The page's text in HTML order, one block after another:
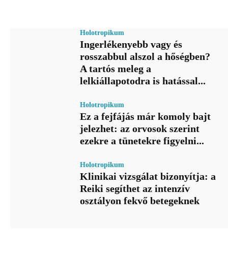
Holotropikum
Ingerlékenyebb vagy és
rosszabbul alszol a hőségben?
A tartós meleg a
lelkiállapotodra is hatással...
Holotropikum
Ez a fejfájás már komoly bajt
jelezhet: az orvosok szerint
ezekre a tünetekre figyelni...
Holotropikum
Klinikai vizsgálat bizonyítja: a
Reiki segíthet az intenzív
osztályon fekvő betegeknek